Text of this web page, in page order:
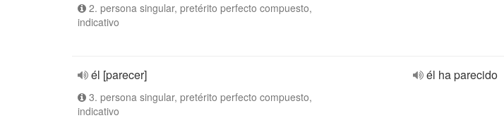
2. persona singular, pretérito perfecto compuesto,
indicativo
él [parecer]
3. persona singular, pretérito perfecto compuesto,
indicativo
él ha parecido